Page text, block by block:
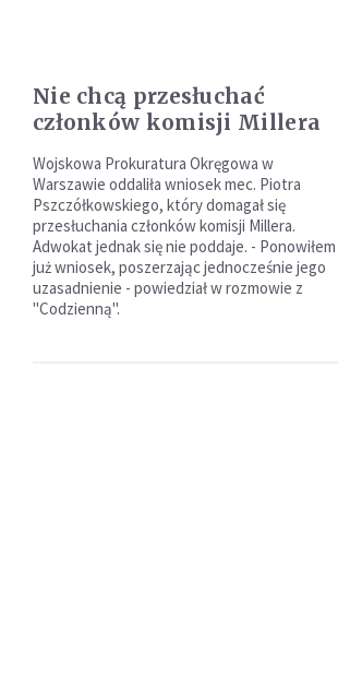
Nie chcą przesłuchać
członków komisji Millera
Wojskowa Prokuratura Okręgowa w
Warszawie oddaliła wniosek mec. Piotra
Pszczółkowskiego, który domagał się
przesłuchania członków komisji Millera.
Adwokat jednak się nie poddaje. - Ponowiłem
już wniosek, poszerzając jednocześnie jego
uzasadnienie - powiedział w rozmowie z
"Codzienną".